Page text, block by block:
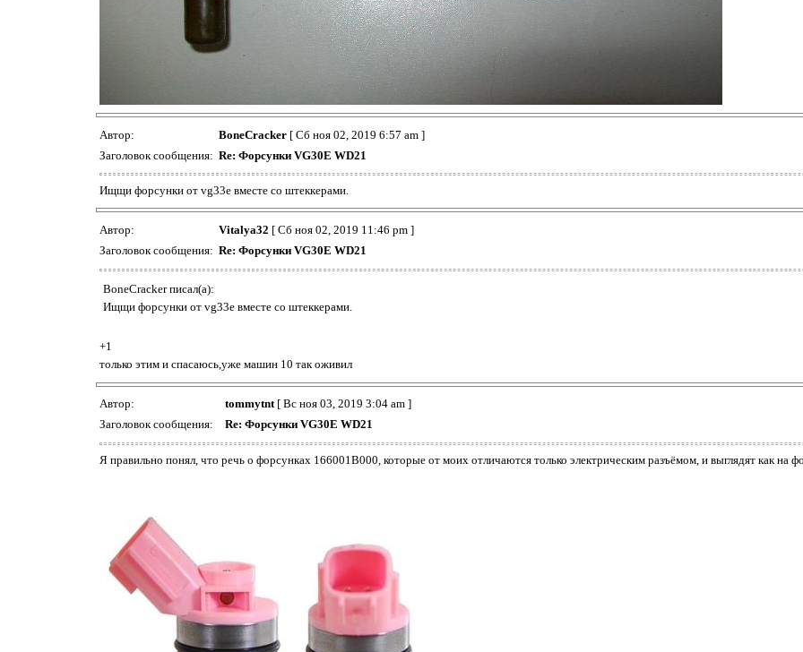
Автор: BoneCracker [ Сб ноя 02, 2019 6:57 am ]
Заголовок сообщения: Re: Форсунки VG30E WD21
Ищщи форсунки от vg33e вместе со штеккерами.
Автор: Vitalya32 [ Сб ноя 02, 2019 11:46 pm ]
Заголовок сообщения: Re: Форсунки VG30E WD21
BoneCracker писал(а):
Ищщи форсунки от vg33e вместе со штеккерами.
+1
только этим и спасаюсь,уже машин 10 так оживил
Автор: tommytnt[ Вс ноя 03, 2019 3:04 am ]
Заголовок сообщения:
Re: Форсунки VG30E WD21
Я правильно понял, что речь о форсунках 166001B000, которые от моих отличаются только электрическим разъёмом, и выглядят как на